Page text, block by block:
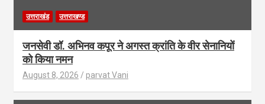
उत्तराखंड उत्तराखण्ड
जनसेवी डॉ. अभिनव कपूर ने अगस्त क्रांति के वीर सेनानियों
को किया नमन
August 8, 2026 parvat Vani